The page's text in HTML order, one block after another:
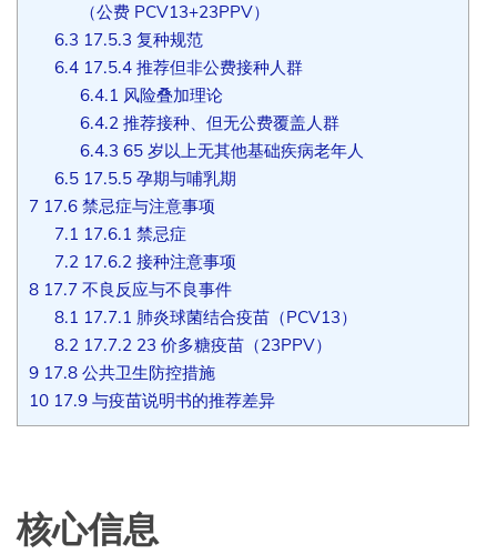
（公费 PCV13+23PPV）
6.3 17.5.3 复种规范
6.417.5.4 推荐但非公费接种人群
6.4.1 风险叠加理论
6.4.2推荐接种、但无公费覆盖人群
6.4.3 65 岁以上无其他基础疾病老年人
6.517.5.5 孕期与哺乳期
7 17.6 禁忌症与注意事项
7.1 17.6.1 禁忌症
7.217.6.2 接种注意事项
8 17.7 不良反应与不良事件
8.1 17.7.1 肺炎球菌结合疫苗（PCV13）
8.217.7.2 23 价多糖疫苗（23PPV）
9 17.8 公共卫生防控措施
10 17.9 与疫苗说明书的推荐差异
核心信息